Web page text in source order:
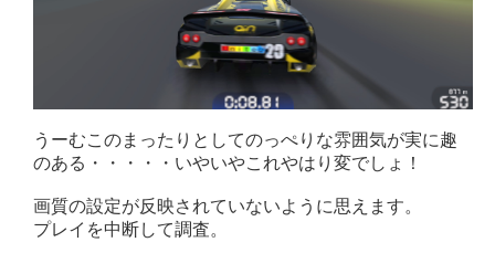
うーむこのまったりとしてのっぺりな雰囲気が実に趣
のある・・・・・いやいやこれやはり変でしょ！
画質の設定が反映されていないように思えます。
プレイを中断して調査。